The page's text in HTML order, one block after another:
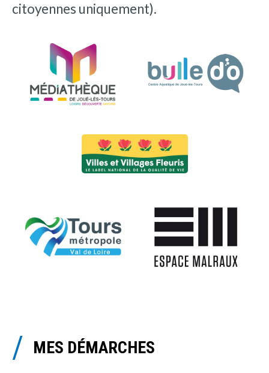
citoyennes uniquement).
MES DÉMARCHES